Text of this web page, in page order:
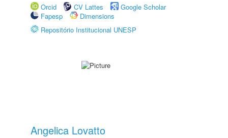
Orcid
CV Lattes
Google Scholar
Fapesp
Dimensions
Repositório Institucional UNESP
Angelica Lovatto